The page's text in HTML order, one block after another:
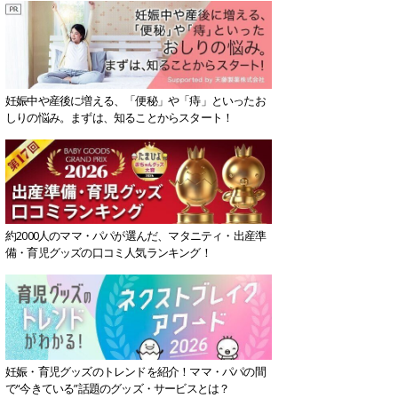
妊娠中や産後に増える、「便秘」や「痔」といったお
しりの悩み。まずは、知ることからスタート！
約2000人のママ・パパが選んだ、マタニティ・出産準
備・育児グッズの口コミ人気ランキング！
妊娠・育児グッズのトレンドを紹介！ママ・パパの間
で“今きている”話題のグッズ・サービスとは？